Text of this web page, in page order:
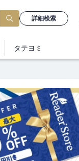
詳細検索
タテヨミ